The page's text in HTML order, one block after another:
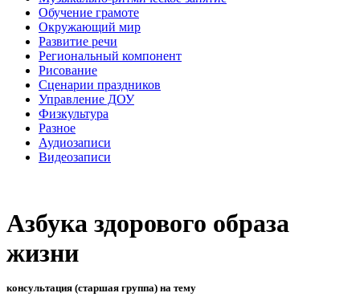
Обучение грамоте
Окружающий мир
Развитие речи
Региональный компонент
Рисование
Сценарии праздников
Управление ДОУ
Физкультура
Разное
Аудиозаписи
Видеозаписи
Азбука здорового образа
жизни
консультация (старшая группа) на тему